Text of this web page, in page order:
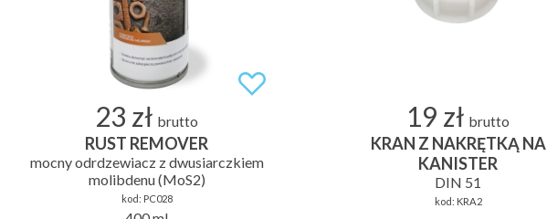
23 zł brutto
RUST REMOVER
mocny odrdzewiacz z dwusiarczkiem
molibdenu (MoS2)
kod: PC028
19 zł brutto
KRAN Z NAKRĘTKĄ NA
KANISTER
DIN 51
kod: KRA2